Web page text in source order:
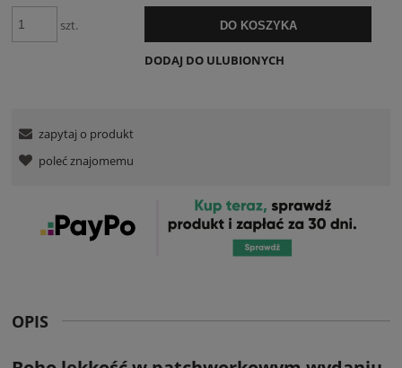
szt. DO KOSZYKA
DODAJ DO ULUBIONYCH
zapytaj o produkt
poleć znajomemu
OPIS